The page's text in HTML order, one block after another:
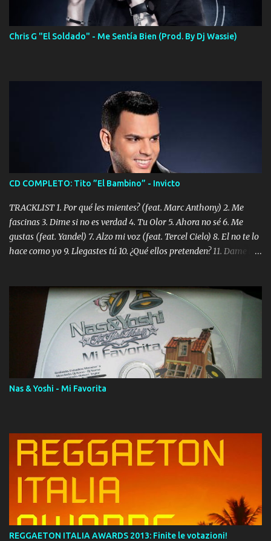
Chris G "El Soldado" - Me Sentía Bien (Prod. By Dj Wassie)
CD COMPLETO: Tito ”El Bambino” - Invicto
TRACKLIST 1. Por qué les mientes? (feat. Marc Anthony) 2. Me
fascinas 3. Dime si no es verdad 4. Tu Olor 5. Ahora no sé 6. Me
gustas (feat. Yandel) 7. Alzo mi voz (feat. Tercel Cielo) 8. El no te lo
hace como yo 9. Llegastes tú 10. ¿Qué ellos pretenden? 11. Dame la
Digital Booklet – Invicto ----------------------------- Nota:
Album proposto al massimo della qualità in formato iTunes Plus
AAC M4A; comprato su iTunes e a disposizione vostra per il
download. REGGAETON ITALIA Nosotros Somos Los Del
Momento!
Nas & Yoshi - Mi Favorita
REGGAETON ITALIA AWARDS 2013: Finite le votazioni!